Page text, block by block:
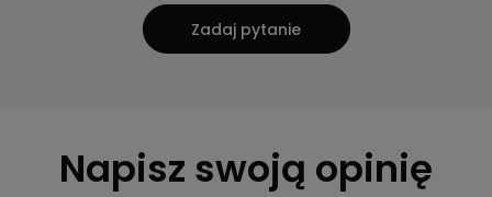
Zadaj pytanie
Napisz swoją opinię